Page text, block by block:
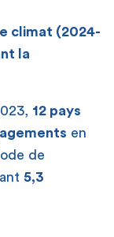
climat (2024-
la
12 pays
en
de
5,3